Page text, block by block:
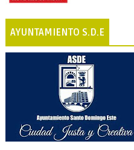
AYUNTAMIENTO S.D.E